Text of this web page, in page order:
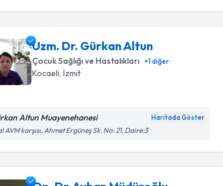
Uzm. Dr. Gürkan Altun
Çocuk Sağlığı ve Hastalıkları +1diğer
Kocaeli, İzmit
Altun Muayenehanesi Haritada Göster
AVM karşısı, Ahmet Ergüneş Sk. No: 21, Daire:3